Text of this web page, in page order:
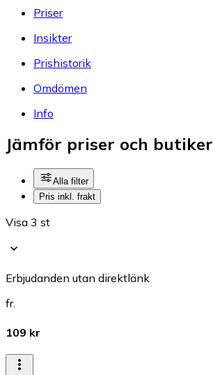
Priser
Insikter
Prishistorik
Omdömen
Info
Jämför priser och butiker
Alla filter
Pris inkl. frakt
Visa 3 st
Erbjudanden utan direktlänk
fr.
109 kr